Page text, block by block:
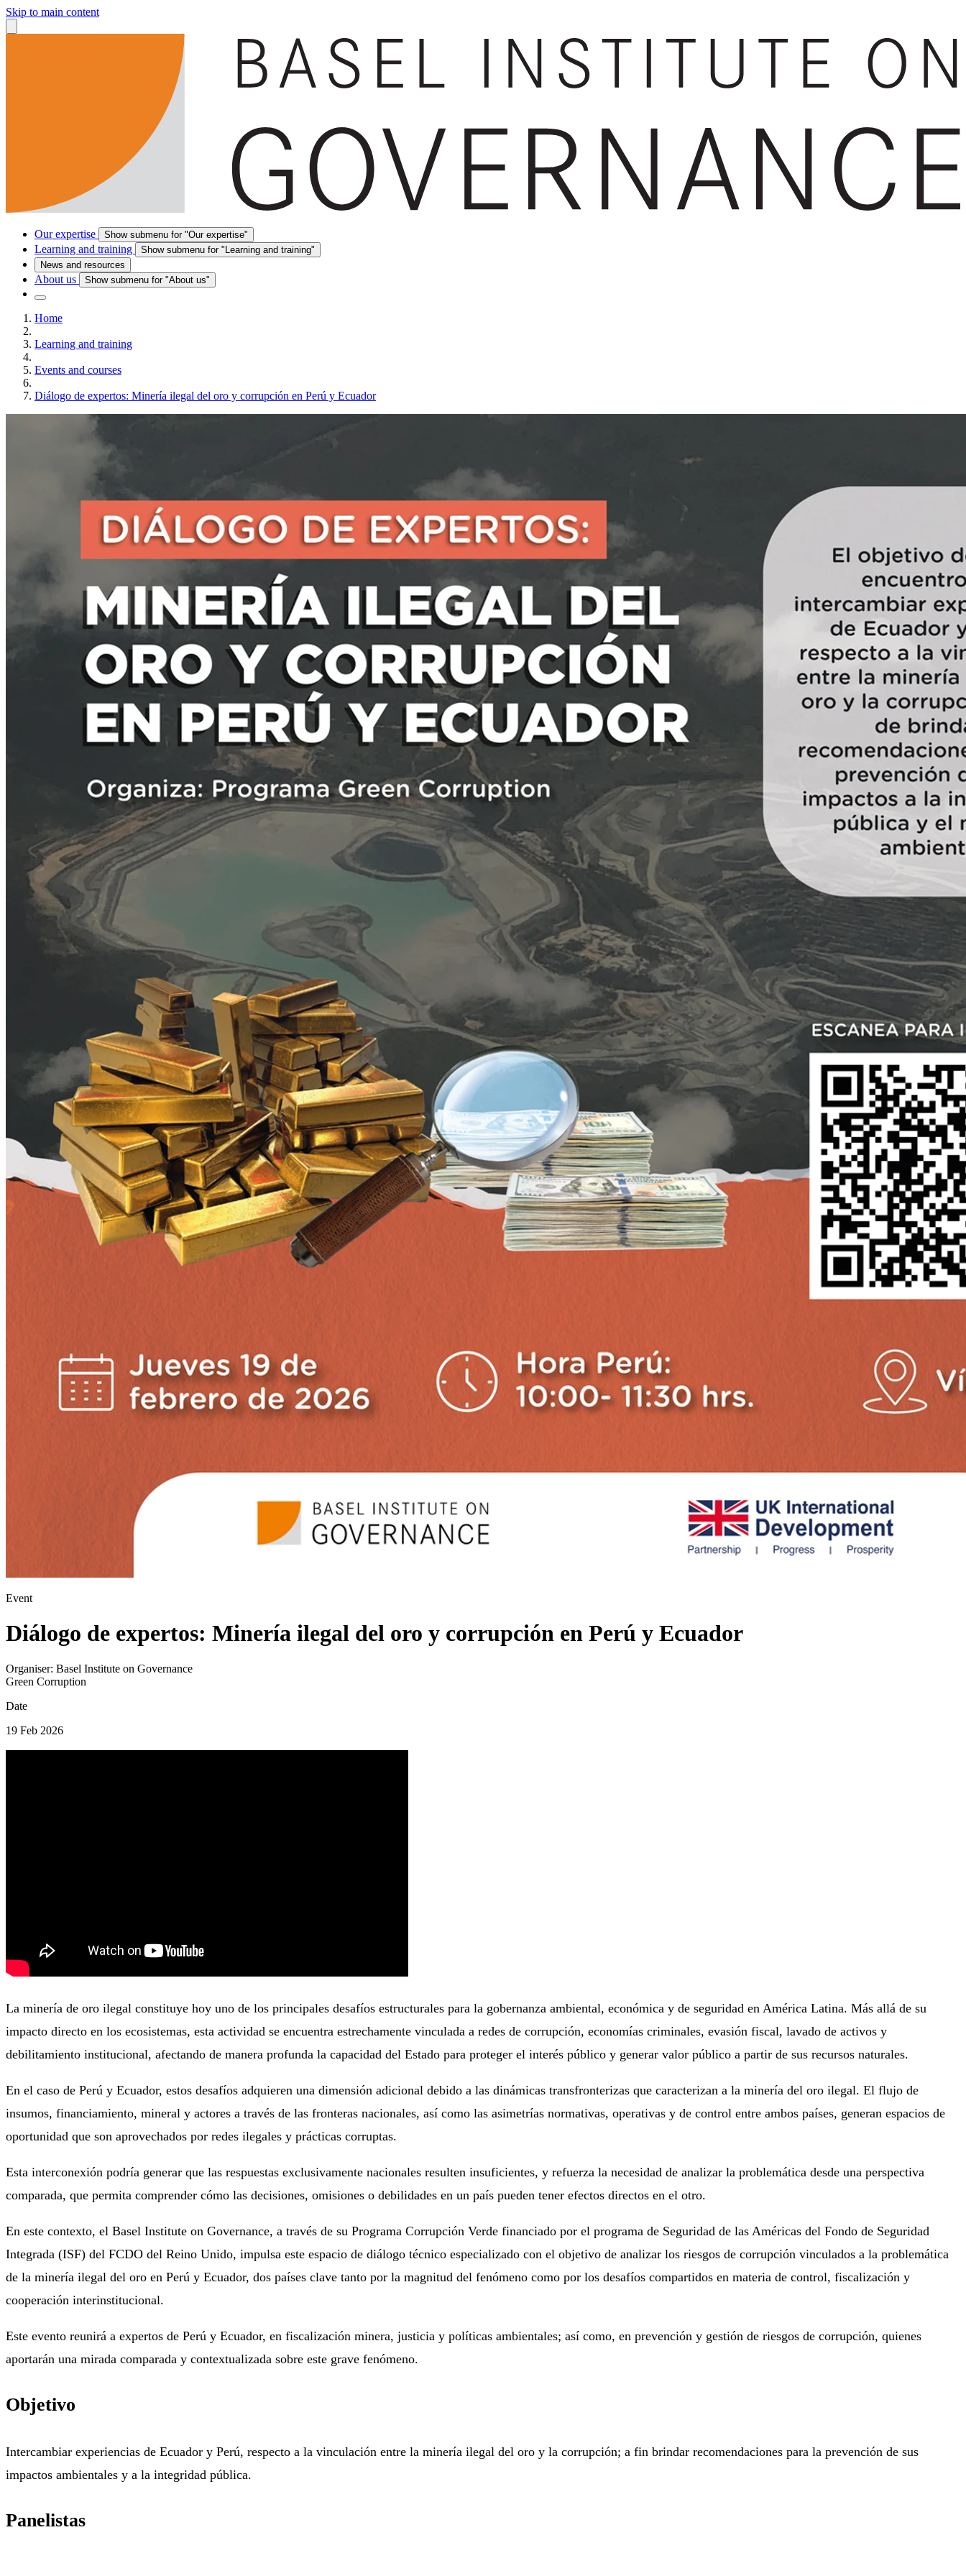
Skip to main content
Our expertise Show submenu for "Our expertise"
Learning and training
Show submenu for "Learning and training"
News and resources
About us Show submenu for "About us"
Home
Learning and training
Events and courses
Diálogo de expertos: Minería ilegal del oro y corrupción en Perú y Ecuador
Event
Diálogo de expertos: Minería ilegal del oro y corrupción en Perú y Ecuador
Organiser: Basel Institute on Governance
Green Corruption
Date
19 Feb 2026
La minería de oro ilegal constituye hoy uno de los principales desafíos estructurales para la gobernanza ambiental, económica y de seguridad en América Latina. Más allá de su
impacto directo en los ecosistemas, esta actividad se encuentra estrechamente vinculada a redes de corrupción, economías criminales, evasión fiscal, lavado de activos y
debilitamiento institucional, afectando de manera profunda la capacidad del Estado para proteger el interés público y generar valor público a partir de sus recursos naturales.
En el caso de Perú y Ecuador, estos desafíos adquieren una dimensión adicional debido a las dinámicas transfronterizas que caracterizan a la minería del oro ilegal. El flujo de
insumos, financiamiento, mineral y actores a través de las fronteras nacionales, así como las asimetrías normativas, operativas y de control entre ambos países, generan espacios de
oportunidad que son aprovechados por redes ilegales y prácticas corruptas.
Esta interconexión podría generar que las respuestas exclusivamente nacionales resulten insuficientes, y refuerza la necesidad de analizar la problemática desde una perspectiva
comparada, que permita comprender cómo las decisiones, omisiones o debilidades en un país pueden tener efectos directos en el otro.
En este contexto, el Basel Institute on Governance, a través de su Programa Corrupción Verde financiado por el programa de Seguridad de las Américas del Fondo de Seguridad
Integrada (ISF) del FCDO del Reino Unido, impulsa este espacio de diálogo técnico especializado con el objetivo de analizar los riesgos de corrupción vinculados a la problemática
de la minería ilegal del oro en Perú y Ecuador, dos países clave tanto por la magnitud del fenómeno como por los desafíos compartidos en materia de control, fiscalización y
cooperación interinstitucional.
Este evento reunirá a expertos de Perú y Ecuador, en fiscalización minera, justicia y políticas ambientales; así como, en prevención y gestión de riesgos de corrupción, quienes
aportarán una mirada comparada y contextualizada sobre este grave fenómeno.
Objetivo
Intercambiar experiencias de Ecuador y Perú, respecto a la vinculación entre la minería ilegal del oro y la corrupción; a fin brindar recomendaciones para la prevención de sus
impactos ambientales y a la integridad pública.
Panelistas